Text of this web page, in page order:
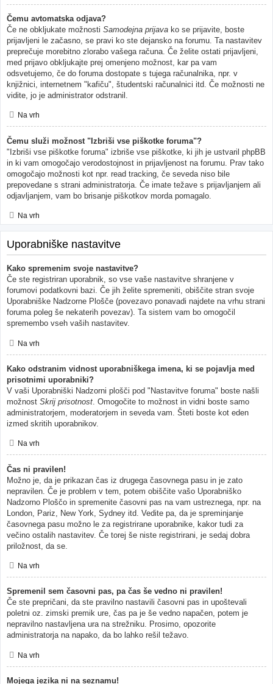
Čemu avtomatska odjava?
Če ne obkljukate možnosti Samodejna prijava ko se prijavite, boste
prijavljeni le začasno, se pravi ko ste dejansko na forumu. Ta nastavitev
preprečuje morebitno zlorabo vašega računa. Če želite ostati prijavljeni,
med prijavo obkljukajte prej omenjeno možnost, kar pa vam
odsvetujemo, če do foruma dostopate s tujega računalnika, npr. v
knjižnici, internetnem "kafiču", študentski računalnici itd. Če možnosti ne
vidite, jo je administrator odstranil.
Na vrh
Čemu služi možnost "Izbriši vse piškotke foruma"?
"Izbriši vse piškotke foruma" izbriše vse piškotke, ki jih je ustvaril phpBB
in ki vam omogočajo verodostojnost in prijavljenost na forumu. Prav tako
omogočajo možnosti kot npr. read tracking, če seveda niso bile
prepovedane s strani administratorja. Če imate težave s prijavljanjem ali
odjavljanjem, vam bo brisanje piškotkov morda pomagalo.
Na vrh
Uporabniške nastavitve
Kako spremenim svoje nastavitve?
Če ste registriran uporabnik, so vse vaše nastavitve shranjene v
forumovi podatkovni bazi. Če jih želite spremeniti, obiščite stran svoje
Uporabniške Nadzorne Plošče (povezavo ponavadi najdete na vrhu strani
foruma poleg še nekaterih povezav). Ta sistem vam bo omogočil
spremembo vseh vaših nastavitev.
Na vrh
Kako odstranim vidnost uporabniškega imena, ki se pojavlja med
prisotnimi uporabniki?
V vaši Uporabniški Nadzorni plošči pod "Nastavitve foruma" boste našli
možnost Skrij prisotnost . Omogočite to možnost in vidni boste samo
administratorjem, moderatorjem in seveda vam. Šteti boste kot eden
izmed skritih uporabnikov.
Na vrh
Čas ni pravilen!
Možno je, da je prikazan čas iz drugega časovnega pasu in je zato
nepravilen. Če je problem v tem, potem obiščite vašo Uporabniško
Nadzorno Ploščo in spremenite časovni pas na vam ustreznega, npr. na
London, Pariz, New York, Sydney itd. Vedite pa, da je spreminjanje
časovnega pasu možno le za registrirane uporabnike, kakor tudi za
večino ostalih nastavitev. Če torej še niste registrirani, je sedaj dobra
priložnost, da se.
Na vrh
Spremenil sem časovni pas, pa čas še vedno ni pravilen!
Če ste prepričani, da ste pravilno nastavili časovni pas in upoštevali
poletni oz. zimski premik ure, čas pa je še vedno napačen, potem je
nepravilno nastavljena ura na strežniku. Prosimo, opozorite
administratorja na napako, da bo lahko rešil težavo.
Na vrh
Mojega jezika ni na seznamu!